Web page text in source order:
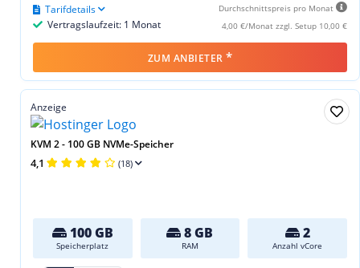
Durchschnittspreis pro Monat
4,00 €/Monat zzgl. Setup 10,00 €
Vertragslaufzeit: 1 Monat
Tarifdetails
ZUM ANBIETER *
Anzeige
KVM 2 - 100 GB NVMe-Speicher
4,1 (18)
100 GB
Speicherplatz
8 GB
RAM
2
Anzahl vCore